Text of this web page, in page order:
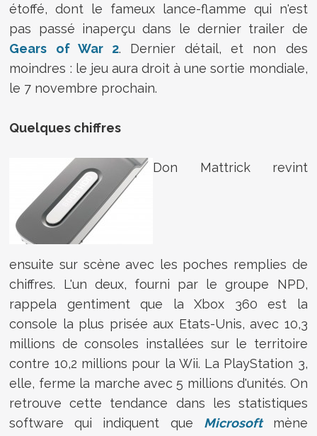
étoffé, dont le fameux lance-flamme qui n'est
pas passé inaperçu dans le dernier trailer de
Gears of War 2. Dernier détail, et non des
moindres : le jeu aura droit à une sortie mondiale,
le 7 novembre prochain.
Quelques chiffres
Don Mattrick revint
ensuite sur scène avec les poches remplies de
chiffres. L'un deux, fourni par le groupe NPD,
rappela gentiment que la Xbox 360 est la
console la plus prisée aux Etats-Unis, avec 10,3
millions de consoles installées sur le territoire
contre 10,2 millions pour la Wii. La PlayStation 3,
elle, ferme la marche avec 5 millions d'unités. On
retrouve cette tendance dans les statistiques
software qui indiquent que Microsoftmène